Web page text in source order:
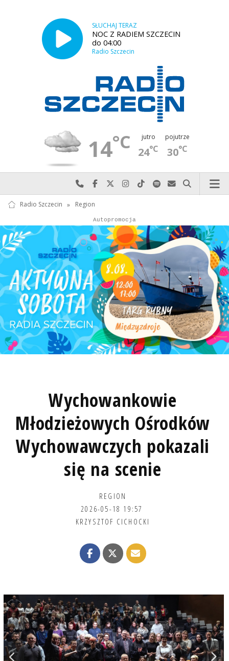
SŁUCHAJ TERAZ
NOC Z RADIEM SZCZECIN
do 04:00
Radio Szczecin
14°C jutro
24°C
pojutrze
30°C
Najlepiej po prostu do nas zadzwoń
Odwiedź nas na Facebook-u
Odwiedź nas na X
Odwiedź nas na Instagram-ie
Odwiedź nas na TikTok-u
Szukaj nas na Spotify
Wyślij do nas
Szukaj
Radio Szczecin » Region
Autopromocja
Autopromocja
Reklama
Wychowankowie
Młodzieżowych Ośrodków
Wychowawczych pokazali
się na scenie
REGION
2026-05-18 19:57
KRZYSZTOF CICHOCKI